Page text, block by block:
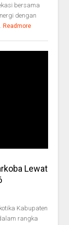
bersama
dengan
Readmore
Lewat
Kabupaten
rangka